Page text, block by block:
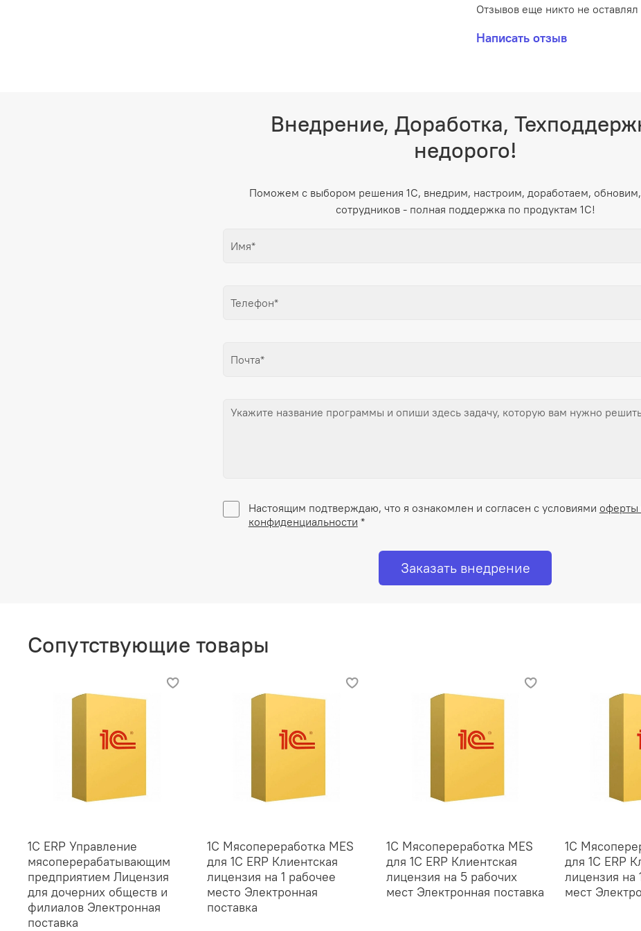
Отзывов еще никто не оставлял
Написать отзыв
Внедрение, Доработка,
недорого!
Поможем с выбором решения 1С, внедрим, настроим, доработаем,
сотрудников - полная поддержка по продуктам 1С!
Настоящим подтверждаю, что я ознакомлен и согласен с условиями оферты
конфиденциальности *
Заказать внедрение
Сопутствующие товары
1С ERP Управление
мясоперерабатывающим
предприятием Лицензия
для дочерних обществ и
филиалов Электронная
поставка
1С Мясопереработка MES
для 1С ERP Клиентская
лицензия на 1 рабочее
место Электронная
поставка
1С Мясопереработка MES
для 1С ERP Клиентская
лицензия на 5 рабочих
мест Электронная поставка
1С
для 1С ERP
лицензия на
мест